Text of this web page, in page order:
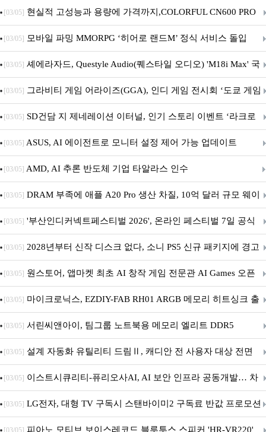
[03/05] 현실적 고성능과 용량에 가격까지,COLORFUL CN600 PRO
M.2 NVMe 디앤디컴 1TB
[03/05] 모바일 파밍 MMORPG ‘히어로 랜드M’ 정식 서비스 돌입
[03/05] 셰에라자드, Questyle Audio(퀘스타일 오디오) 'M18i Max' 국
내 정식 출시
[03/05] 그라비티 게임 어라이즈(GGA), 인디 게임 전시회 ‘도쿄 게임
던전 13’ 참가!
[03/05] SD건담 지 제네레이션 이터널, 인기 스토리 이벤트 ‘라크로
아의 용사’ 재개최 및 풍성한 기념 이벤트 실시!
[03/05] ASUS, AI 에이전트로 모니터 설정 제어 가능 업데이트
[03/05] AMD, AI 추론 반도체 기업 타알라스 인수
[03/05] DRAM 부족에 애플 A20 Pro 생산 차질, 10억 달러 규모 웨이
퍼 대기
[03/05] '부산인디커넥트페스티벌 2026', 온라인 페스티벌 7일 공식
개막... 22일간 진행
[03/05] 2028년부터 신작 디스크 없다, 소니 PS5 신규 패키지에 경고
문 추가
[03/05] 원스토어, 앱마켓 최초 AI 창작 게임 전문관 AI Games 오픈
[03/05] 마이크로닉스, EZDIY-FAB RH01 ARGB 메모리 히트싱크 출
시
[03/05] 서린씨앤아이, 팀그룹 노트북용 메모리 엘리트 DDR5
5600MHz 16GB 출시
[03/05] 설계 자동화 유틸리티 드림Ⅱ, 캐디안 전 사용자 대상 전면
무상 배포
[03/05] 이스트시큐리티-퓨리오사AI, AI 보안 인프라 공동개발… 차
세대 AI 보안 플랫폼 구축
[03/05] LG전자, 대형 TV 구독시 스탠바이미2 구독료 반값 프로모션
[03/05] 피아노 모티브 보이스레코드 블루투스 스피커 'HR-VR220'